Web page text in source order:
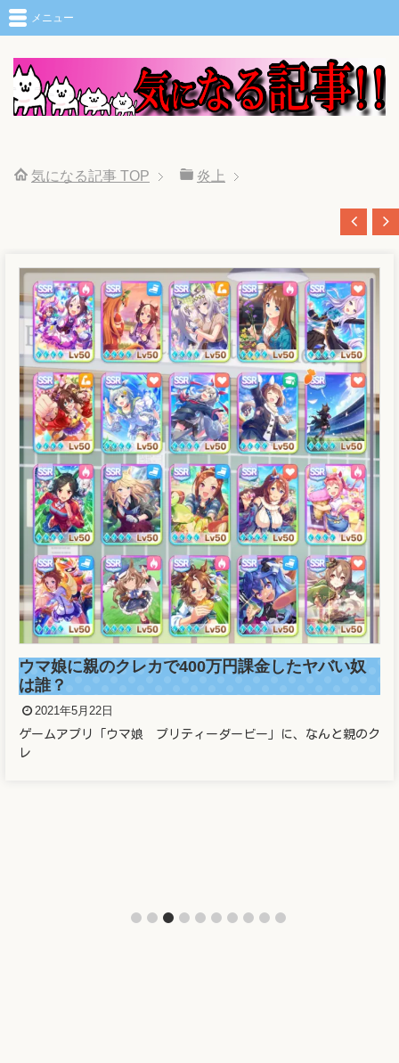
メニュー
気になる記事 TOP 炎上
ウマ娘に親のクレカで400万円課金したヤバい奴
は誰？
2021年5月22日
ゲームアプリ「ウマ娘 プリティーダービー」に、なんと親のク
レ